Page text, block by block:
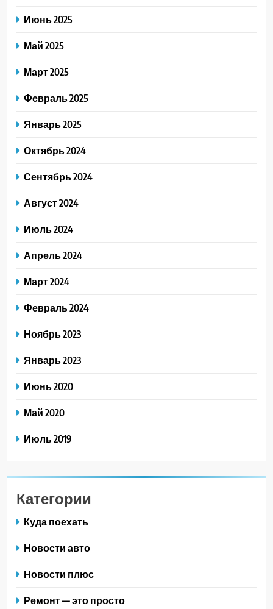
Июнь 2025
Май 2025
Март 2025
Февраль 2025
Январь 2025
Октябрь 2024
Сентябрь 2024
Август 2024
Июль 2024
Апрель 2024
Март 2024
Февраль 2024
Ноябрь 2023
Январь 2023
Июнь 2020
Май 2020
Июль 2019
Категории
Куда поехать
Новости авто
Новости плюс
Ремонт — это просто